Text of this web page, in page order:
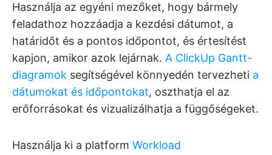
Használja az egyéni mezőket, hogy bármely
feladathoz hozzáadja a kezdési dátumot, a
határidőt és a pontos időpontot, és értesítést
kapjon, amikor azok lejárnak. A ClickUp Gantt-
diagramok segítségével könnyedén tervezheti a
dátumokat és időpontokat, oszthatja el az
erőforrásokat és vizualizálhatja a függőségeket.
Használja ki a platform Workload